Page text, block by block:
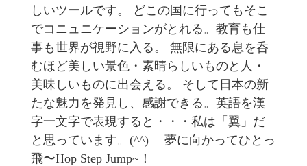
しいツールです。 どこの国に行ってもそこ
でコニュニケーションがとれる。教育も仕
事も世界が視野に入る。 無限にある息を呑
むほど美しい景色・素晴らしいものと人・
美味しいものに出会える。 そして日本の新
たな魅力を発見し、感謝できる。英語を漢
字一文字で表現すると・・・私は「翼」だ
と思っています。(^^) 夢に向かってひとっ
飛〜Hop Step Jump~！